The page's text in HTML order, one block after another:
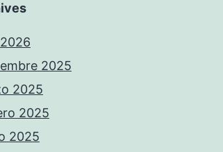
2025
2025
2025
2025